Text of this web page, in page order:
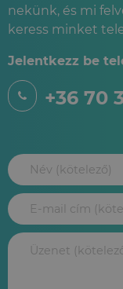
nekünk, és mi
keress minket
Jelentkezz be
+36 70